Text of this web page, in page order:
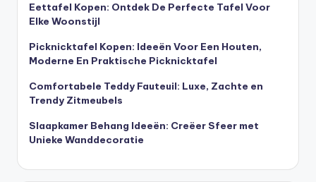
Eettafel Kopen: Ontdek De Perfecte Tafel Voor
Elke Woonstijl
Picknicktafel Kopen: Ideeën Voor Een Houten,
Moderne En Praktische Picknicktafel
Comfortabele Teddy Fauteuil: Luxe, Zachte en
Trendy Zitmeubels
Slaapkamer Behang Ideeën: Creëer Sfeer met
Unieke Wanddecoratie